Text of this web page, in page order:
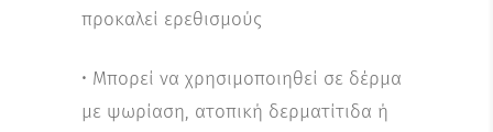
προκαλεί ερεθισμούς
• Μπορεί να χρησιμοποιηθεί σε δέρμα
με ψωρίαση, ατοπική δερματίτιδα ή